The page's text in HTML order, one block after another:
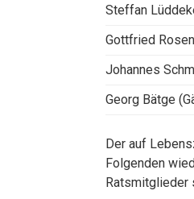
Steffan
Gottfried
Johannes
Georg Bätge
Der auf
Folgenden
Ratsmitglieder